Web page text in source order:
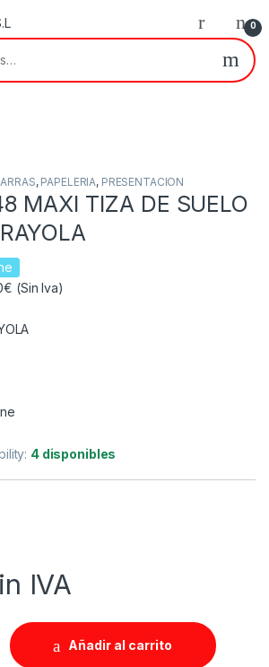
0
, PAPELERIA, PRESENTACION
MAXI TIZA DE SUELO
(Sin Iva)
4 disponibles
IVA
Añadir al carrito